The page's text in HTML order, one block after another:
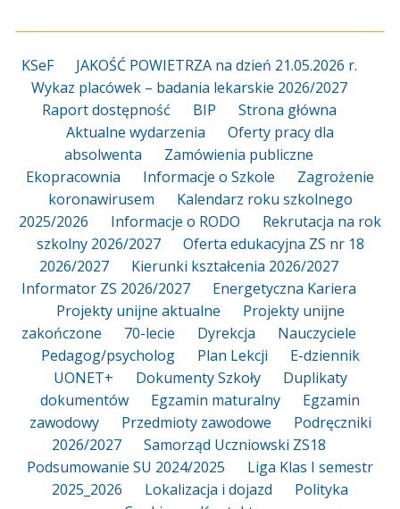
KSeF
JAKOŚĆ POWIETRZA na dzień 21.05.2026 r.
Wykaz placówek – badania lekarskie 2026/2027
Raport dostępność
BIP
Strona główna
Aktualne wydarzenia
Oferty pracy dla
absolwenta
Zamówienia publiczne
Ekopracownia
Informacje o Szkole
Zagrożenie
koronawirusem
Kalendarz roku szkolnego
2025/2026
Informacje o RODO
Rekrutacja na rok
szkolny 2026/2027
Oferta edukacyjna ZS nr 18
2026/2027
Kierunki kształcenia 2026/2027
Informator ZS 2026/2027
Energetyczna Kariera
Projekty unijne aktualne
Projekty unijne
zakończone
70-lecie Dyrekcja
Nauczyciele
Pedagog/psycholog
Plan Lekcji
E-dziennik
UONET+
Dokumenty Szkoły
Duplikaty
dokumentów
Egzamin maturalny
Egzamin
zawodowy
Przedmioty zawodowe
Podręczniki
2026/2027
Samorząd Uczniowski ZS18
Podsumowanie SU 2024/2025
Liga Klas I semestr
2025_2026
Lokalizacja i dojazd
Polityka